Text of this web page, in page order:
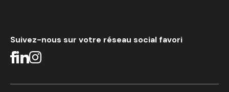
Suivez-nous sur votre réseau social favori